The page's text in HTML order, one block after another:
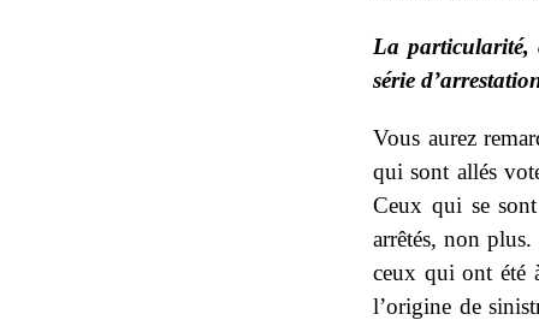
La particularité,
série
Vous aurez
qui sont allés
Ceux qui se
arrêtés, non
ceux qui ont été
l’origine de